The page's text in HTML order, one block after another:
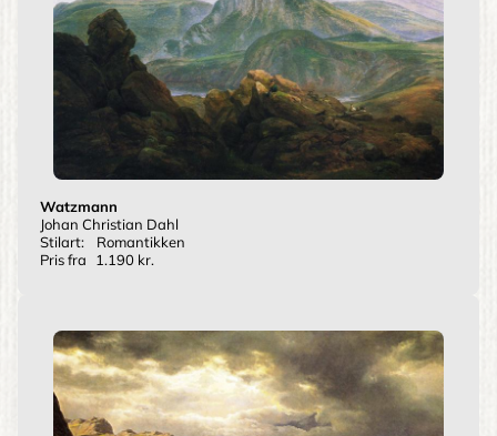
Watzmann
Johan Christian Dahl
Stilart:
Romantikken
Pris fra
1.190 kr.